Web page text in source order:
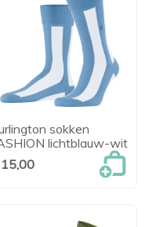
sokken
lichtblauw-wit